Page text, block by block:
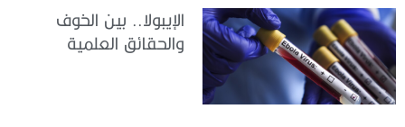
الإيبولا.. بين الخوف
والحقائق العلمية